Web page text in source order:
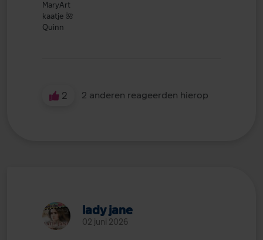
MaryArt
kaatje 🌺
Quinn
2 2 anderen reageerden hierop
lady jane
02 juni 2026